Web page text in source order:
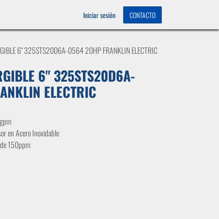
Iniciar sesión CONTACTO
6" 325STS20D6A-0564 20HP FRANKLIN ELECTRIC
6" 325STS20D6A-
ELECTRIC
en Acero Inoxidable
150ppm